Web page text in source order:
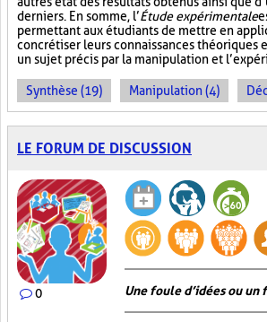
derniers. En somme, l’Étude expérimentale
permettant aux étudiants de mettre en
concrétiser leurs connaissances théoriques
un sujet précis par la manipulation et
Synthèse (19) Manipulation (4)
LE FORUM DE DISCUSSION
0 Une foule d’idées ou un